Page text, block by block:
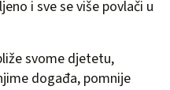
i sve se više povlači u
svome djetetu,
događa, pomnije